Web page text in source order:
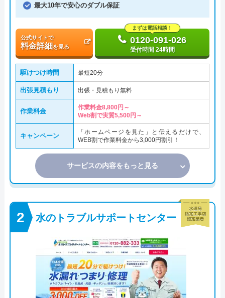
最大10年で安心のダブル保証
公式サイトで
料金詳細を見る
まずは電話相談！
0120-091-026
受付時間 24時間
駆けつけ時間 最短20分
出張見積もり 出張・見積もり無料
作業料金
作業料金8,800円～
Web割で実質5,500円～
キャンペーン
「ホームページを見た」と伝えるだけで、
WEB割で作業料金から3,000円割引！
サービスの内容をもっと見る
水のトラブルサポートセンター